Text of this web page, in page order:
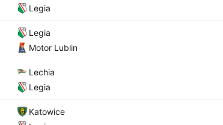
Legia
Legia
Motor Lublin
Lechia
Legia
Katowice